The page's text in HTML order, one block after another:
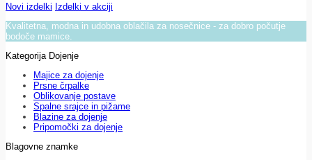
Novi izdelki Izdelki v akciji
Kvalitetna, modna in udobna oblačila za nosečnice - za dobro počutje
bodoče mamice.
Kategorija Dojenje
Majice za dojenje
Prsne črpalke
Oblikovanje postave
Spalne srajce in pižame
Blazine za dojenje
Pripomočki za dojenje
Blagovne znamke